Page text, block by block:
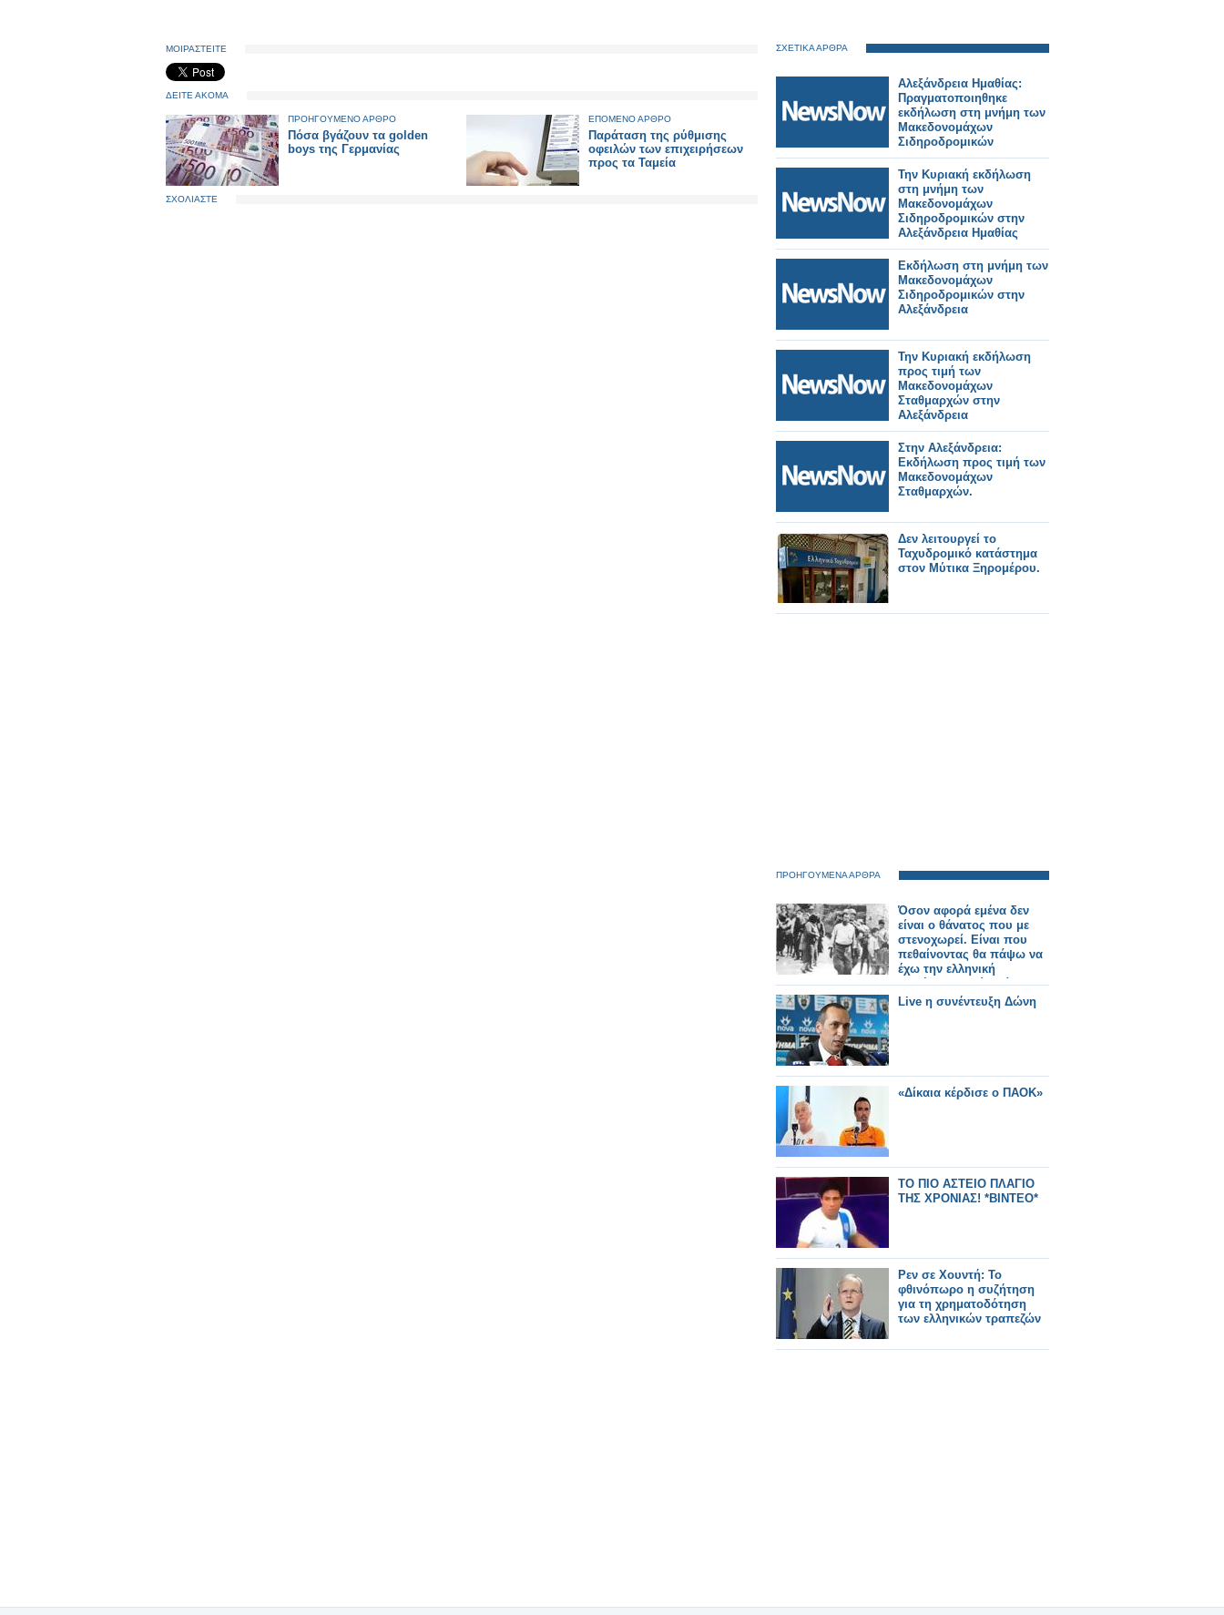
ΜΟΙΡΑΣΤΕΙΤΕ
ΔΕΙΤΕ ΑΚΟΜΑ
ΠΡΟΗΓΟΥΜΕΝΟ ΑΡΘΡΟ
Πόσα βγάζουν τα golden
boys της Γερμανίας
ΕΠΟΜΕΝΟ ΑΡΘΡΟ
Παράταση της ρύθμισης
οφειλών των επιχειρήσεων
προς τα Ταμεία
ΣΧΟΛΙΑΣΤΕ
ΣΧΕΤΙΚΑ ΑΡΘΡΑ
Αλεξάνδρεια Ημαθίας:
Πραγματοποιηθηκε
εκδήλωση στη μνήμη των
Μακεδονομάχων
Σιδηροδρομικών
Την Κυριακή εκδήλωση
στη μνήμη των
Μακεδονομάχων
Σιδηροδρομικών στην
Αλεξάνδρεια Ημαθίας
Εκδήλωση στη μνήμη των
Μακεδονομάχων
Σιδηροδρομικών στην
Αλεξάνδρεια
Την Κυριακή εκδήλωση
προς τιμή των
Μακεδονομάχων
Σταθμαρχών στην
Αλεξάνδρεια
Στην Αλεξάνδρεια:
Εκδήλωση προς τιμή των
Μακεδονομάχων
Σταθμαρχών.
Δεν λειτουργεί το
Ταχυδρομικό κατάστημα
στον Μύτικα Ξηρομέρου.
ΠΡΟΗΓΟΥΜΕΝΑ ΑΡΘΡΑ
Όσον αφορά εμένα δεν
είναι ο θάνατος που με
στενοχωρεί. Είναι που
πεθαίνοντας θα πάψω να
έχω την ελληνική
ιθαγένεια, να είμαι ΄’Ελλην
υπήκοος.
Live η συνέντευξη Δώνη
«Δίκαια κέρδισε ο ΠΑΟΚ»
ΤΟ ΠΙΟ ΑΣΤΕΙΟ ΠΛΑΓΙΟ
ΤΗΣ ΧΡΟΝΙΑΣ! *ΒΙΝΤΕΟ*
Ρεν σε Χουντή: Το
φθινόπωρο η συζήτηση
για τη χρηματοδότηση
των ελληνικών τραπεζών